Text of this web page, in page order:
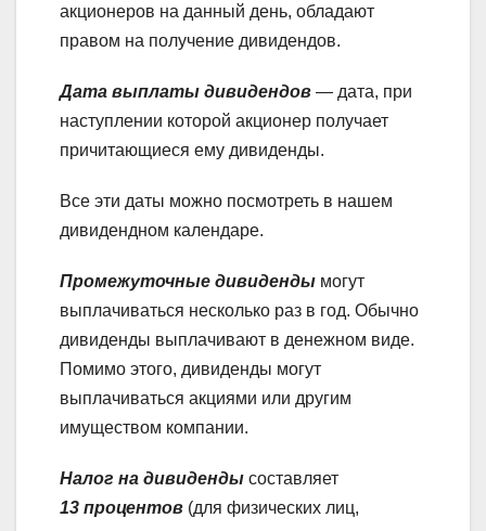
акционеров на данный день, обладают
правом на получение дивидендов.
Дата выплаты дивидендов — дата, при
наступлении которой акционер получает
причитающиеся ему дивиденды.
Все эти даты можно посмотреть в нашем
дивидендном календаре.
Промежуточные дивиденды могут
выплачиваться несколько раз в год. Обычно
дивиденды выплачивают в денежном виде.
Помимо этого, дивиденды могут
выплачиваться акциями или другим
имуществом компании.
Налог на дивиденды составляет
13 процентов (для физических лиц,